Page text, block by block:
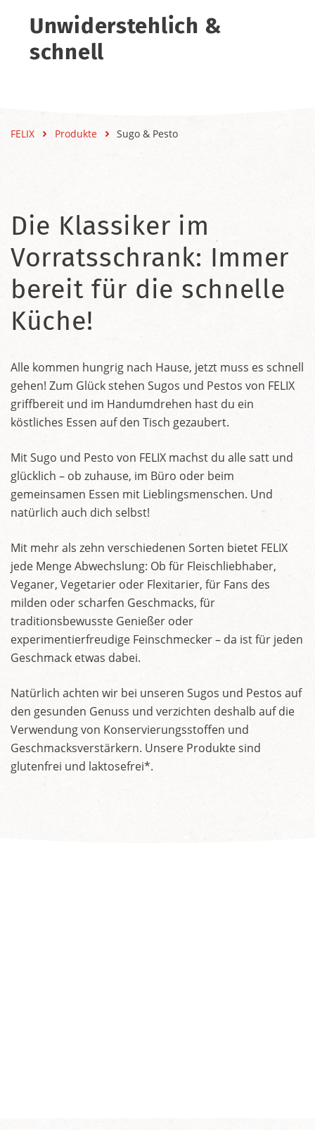
Unwiderstehlich &
schnell
FELIX Produkte Sugo & Pesto
Die Klassiker im
Vorratsschrank: Immer
bereit für die schnelle
Küche!
Alle kommen hungrig nach Hause, jetzt muss es schnell
gehen! Zum Glück stehen Sugos und Pestos von FELIX
griffbereit und im Handumdrehen hast du ein
köstliches Essen auf den Tisch gezaubert.
Mit Sugo und Pesto von FELIX machst du alle satt und
glücklich – ob zuhause, im Büro oder beim
gemeinsamen Essen mit Lieblingsmenschen. Und
natürlich auch dich selbst!
Mit mehr als zehn verschiedenen Sorten bietet FELIX
jede Menge Abwechslung: Ob für Fleischliebhaber,
Veganer, Vegetarier oder Flexitarier, für Fans des
milden oder scharfen Geschmacks, für
traditionsbewusste Genießer oder
experimentierfreudige Feinschmecker – da ist für jeden
Geschmack etwas dabei.
Natürlich achten wir bei unseren Sugos und Pestos auf
den gesunden Genuss und verzichten deshalb auf die
Verwendung von Konservierungsstoffen und
Geschmacksverstärkern. Unsere Produkte sind
glutenfrei und laktosefrei*.